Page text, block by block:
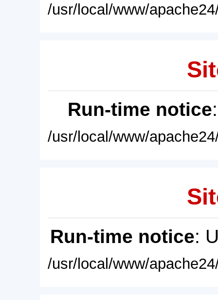
/usr/local/www/
Run-time notice
/usr/local/www/
Run-time notice:
/usr/local/www/